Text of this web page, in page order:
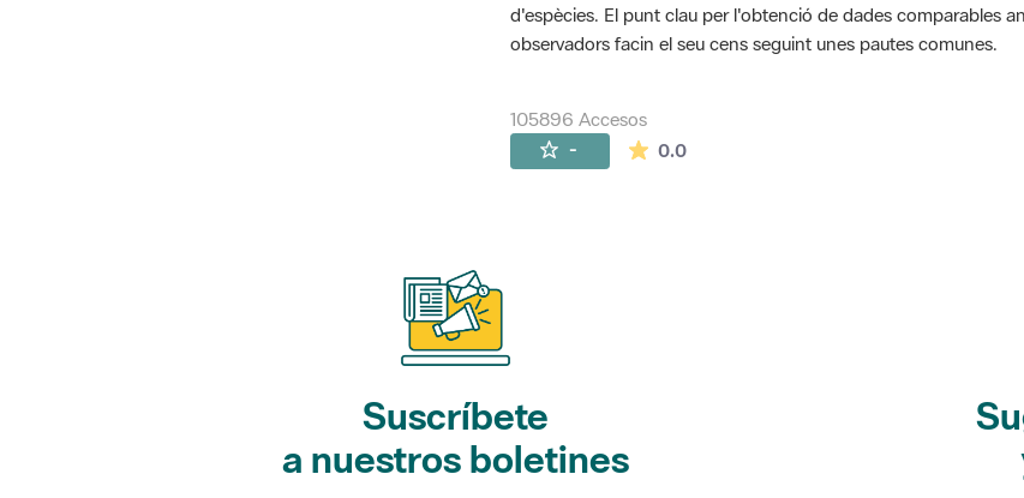
d'espècies. El punt clau per l'obtenció de dades comparables
observadors facin el seu cens seguint unes pautes comunes.
105896 Accesos
- 0.0La valoración media es de 0 estrellas de 5.
Suscríbete
a nuestros boletines